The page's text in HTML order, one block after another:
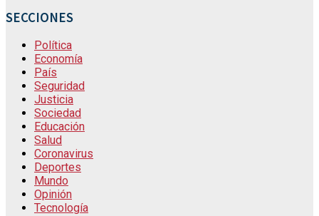
SECCIONES
Política
Economía
País
Seguridad
Justicia
Sociedad
Educación
Salud
Coronavirus
Deportes
Mundo
Opinión
Tecnología